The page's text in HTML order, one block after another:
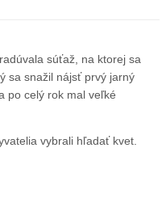
súťaž, na ktorej sa
sa snažil nájsť prvý jarný
po celý rok mal veľké
vybrali hľadať kvet.